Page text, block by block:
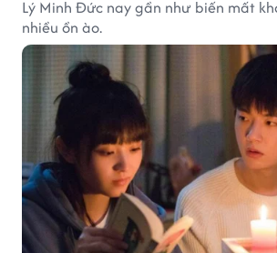
Lý Minh Đức nay gần như biến mất
nhiều ồn ào.